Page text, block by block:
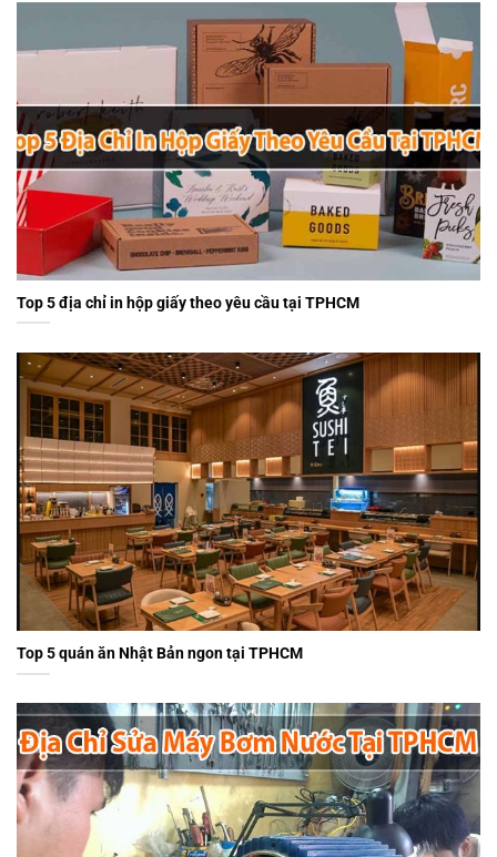
Top 5 địa chỉ in hộp giấy theo yêu cầu tại TPHCM
Top 5 quán ăn Nhật Bản ngon tại TPHCM